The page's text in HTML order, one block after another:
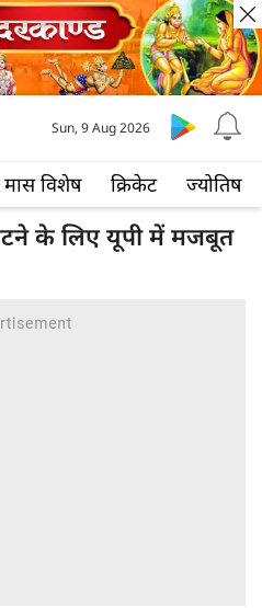
मास विशेष क्रिकेट ज्योतिष
Sun, 9 Aug 2026
के लिए यूपी में मजबूत